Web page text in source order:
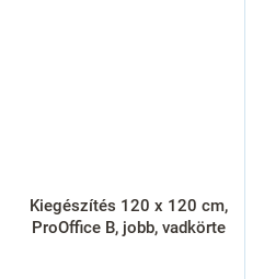
Kiegészítés 120 x 120 cm,
ProOffice B, jobb, vadkörte